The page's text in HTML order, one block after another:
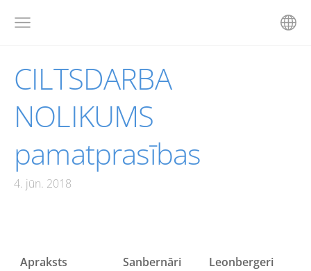
CILTSDARBA
NOLIKUMS
pamatprasības
4. jūn. 2018
Apraksts Sanbernāri Leonbergeri